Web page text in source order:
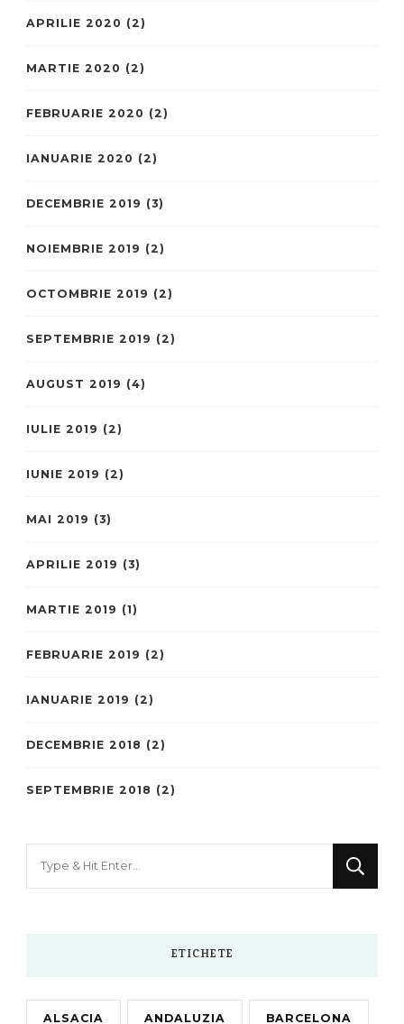
APRILIE 2020 (2)
MARTIE 2020 (2)
FEBRUARIE 2020 (2)
IANUARIE 2020 (2)
DECEMBRIE 2019 (3)
NOIEMBRIE 2019 (2)
OCTOMBRIE 2019 (2)
SEPTEMBRIE 2019 (2)
AUGUST 2019 (4)
IULIE 2019 (2)
IUNIE 2019 (2)
MAI 2019 (3)
APRILIE 2019 (3)
MARTIE 2019 (1)
FEBRUARIE 2019 (2)
IANUARIE 2019 (2)
DECEMBRIE 2018 (2)
SEPTEMBRIE 2018 (2)
ETICHETE
ALSACIA ANDALUZIA BARCELONA